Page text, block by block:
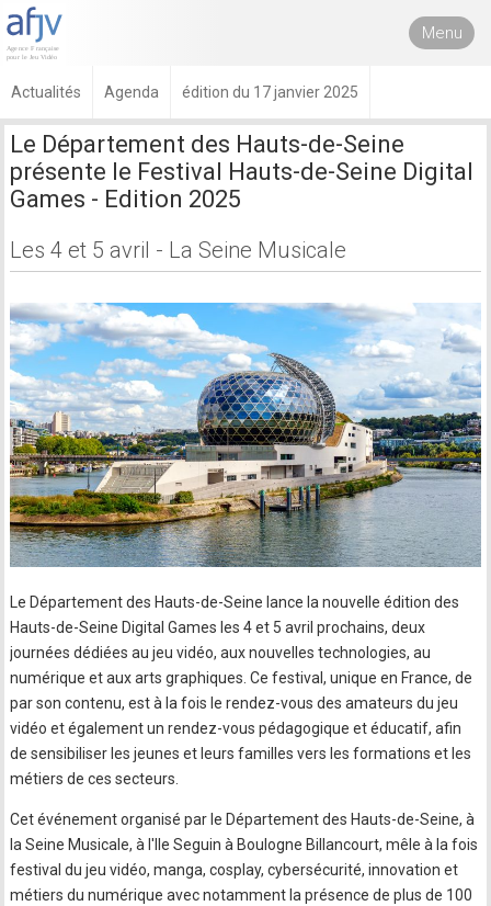
Menu
Actualités Agenda édition du 17 janvier 2025
Le Département des Hauts-de-Seine
présente le Festival Hauts-de-Seine Digital
Games - Edition 2025
Les 4 et 5 avril - La Seine Musicale
Le Département des Hauts-de-Seine lance la nouvelle édition des
Hauts-de-Seine Digital Games les 4 et 5 avril prochains, deux
journées dédiées au jeu vidéo, aux nouvelles technologies, au
numérique et aux arts graphiques. Ce festival, unique en France, de
par son contenu, est à la fois le rendez-vous des amateurs du jeu
vidéo et également un rendez-vous pédagogique et éducatif, afin
de sensibiliser les jeunes et leurs familles vers les formations et les
métiers de ces secteurs.
Cet événement organisé par le Département des Hauts-de-Seine, à
la Seine Musicale, à l'Ile Seguin à Boulogne Billancourt, mêle à la fois
festival du jeu vidéo, manga, cosplay, cybersécurité, innovation et
métiers du numérique avec notamment la présence de plus de 100